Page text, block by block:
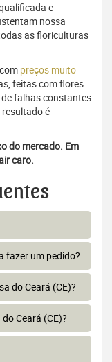
e
nossa
as floriculturas
preços muito
feitas com flores
falhas constantes
é
do mercado. Em
caro.
fazer um pedido?
do Ceará (CE)?
Ceará (CE)?